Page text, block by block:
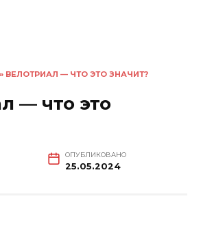
» ВЕЛОТРИАЛ — ЧТО ЭТО ЗНАЧИТ?
— что это
ОПУБЛИКОВАНО
25.05.2024